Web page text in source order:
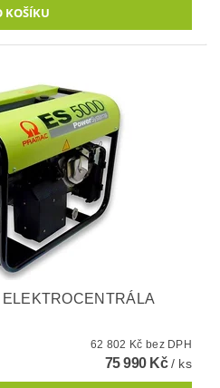
62 802 Kč bez DPH
75 990 Kč/ ks